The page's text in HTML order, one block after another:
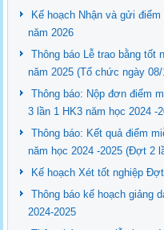
Kế hoạch Nhận và gửi
năm 2026
Thông báo Lễ trao bằng tốt
năm 2025 (Tổ chức ngày 08/
Thông báo: Nộp đơn điểm
3 lần 1 HK3 năm học 2024 -
Thông báo: Kết quả điểm
năm học 2024 -2025 (Đợt 2
Kế hoạch Xét tốt nghiệp
Thông báo kế hoạch giảng
2024-2025